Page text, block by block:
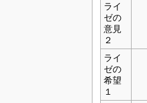
ライ
ゼの
意見
２
ライ
ゼの
希望
１